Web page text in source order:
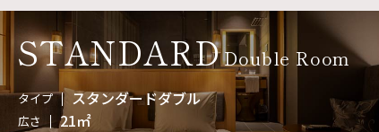
STANDARDDouble Room
タイプ スタンダードダブル
広さ 21㎡